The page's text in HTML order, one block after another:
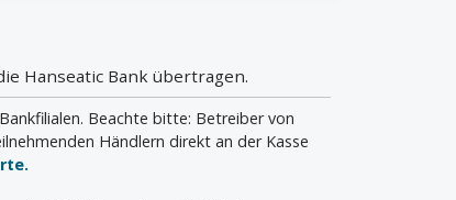
Hanseatic Bank übertragen.
Beachte bitte: Betreiber von
Händlern direkt an der Kasse